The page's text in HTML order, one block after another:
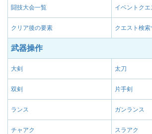
闘技大会一覧 イベントク
クリア後の要素 クエスト検
武器操作
大剣 太刀
双剣 片手剣
ランス ガンランス
チャアク スラアク